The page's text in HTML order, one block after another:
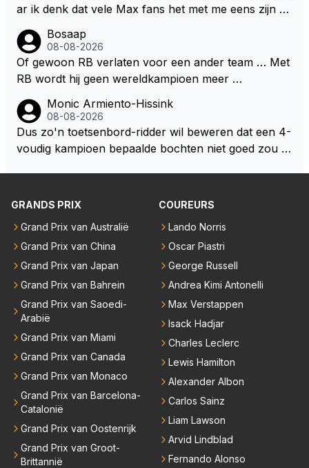
ar ik denk dat vele Max fans het met me eens zijn da
zijn als Alonso samen met Max ergens in een vieren
twings uur race samen in een team zouden zitten. D
eze 2 coureurs zouden een fantastisch affiche zijn v
Bosaap
08-08-2026
Of gewoon RB verlaten voor een ander team … Met
RB wordt hij geen wereldkampioen meer …
Monic Armiento-Hissink
08-08-2026
Dus zo'n toetsenbord-ridder wil beweren dat een 4-
voudig kampioen bepaalde bochten niet goed zou n
GRANDS PRIX
Grand Prix van Australië
Grand Prix van China
Grand Prix van Japan
Grand Prix van Bahrein
Grand Prix van Saoedi-
Arabië
Grand Prix van Miami
Grand Prix van Canada
Grand Prix van Monaco
Grand Prix van Barcelona-
Catalonië
Grand Prix van Oostenrijk
Grand Prix van Groot-
Brittannië
COUREURS
Lando Norris
Oscar Piastri
George Russell
Andrea Kimi Antonelli
Max Verstappen
Isack Hadjar
Charles Leclerc
Lewis Hamilton
Alexander Albon
Carlos Sainz
Liam Lawson
Arvid Lindblad
Fernando Alonso